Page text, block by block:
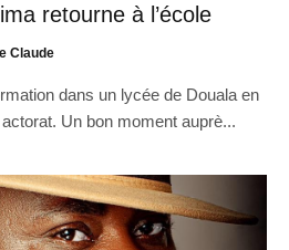
retourne à l’école
Claude
dans un lycée de Douala en
Un bon moment auprè...